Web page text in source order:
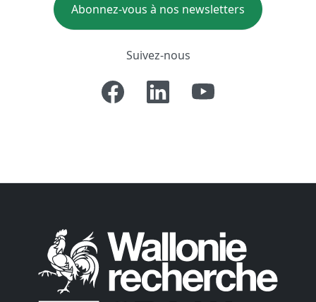
Abonnez-vous à nos newsletters
Suivez-nous